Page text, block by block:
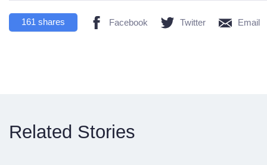
161 shares Facebook Twitter Email
Related Stories